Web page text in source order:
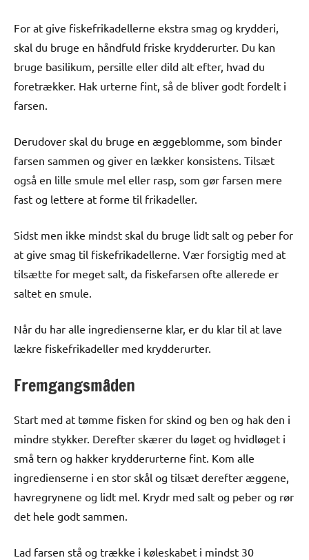
For at give fiskefrikadellerne ekstra smag og krydderi,
skal du bruge en håndfuld friske krydderurter. Du kan
bruge basilikum, persille eller dild alt efter, hvad du
foretrækker. Hak urterne fint, så de bliver godt fordelt i
farsen.
Derudover skal du bruge en æggeblomme, som binder
farsen sammen og giver en lækker konsistens. Tilsæt
også en lille smule mel eller rasp, som gør farsen mere
fast og lettere at forme til frikadeller.
Sidst men ikke mindst skal du bruge lidt salt og peber for
at give smag til fiskefrikadellerne. Vær forsigtig med at
tilsætte for meget salt, da fiskefarsen ofte allerede er
saltet en smule.
Når du har alle ingredienserne klar, er du klar til at lave
lækre fiskefrikadeller med krydderurter.
Fremgangsmåden
Start med at tømme fisken for skind og ben og hak den i
mindre stykker. Derefter skærer du løget og hvidløget i
små tern og hakker krydderurterne fint. Kom alle
ingredienserne i en stor skål og tilsæt derefter æggene,
havregrynene og lidt mel. Krydr med salt og peber og rør
det hele godt sammen.
Lad farsen stå og trække i køleskabet i mindst 30